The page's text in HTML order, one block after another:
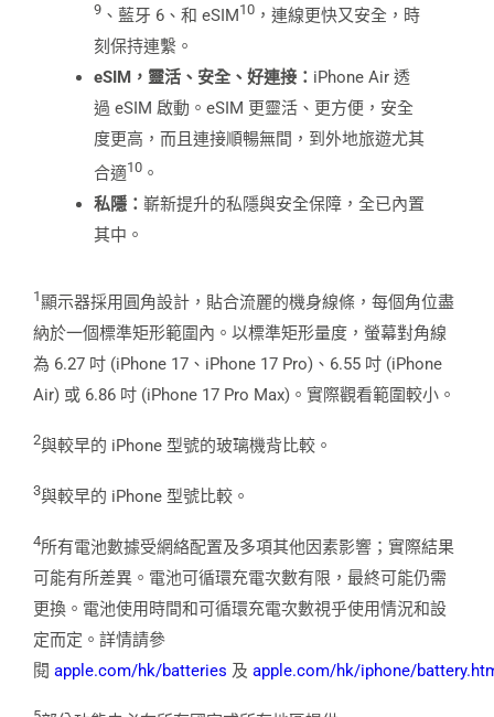
9 、藍牙 6、和 eSIM10 ，連線更快又安全，時
刻保持連繫。
eSIM ，靈活、安全、好連接： iPhone Air 透
過 eSIM 啟動。eSIM 更靈活、更方便，安全
度更高，而且連接順暢無間，到外地旅遊尤其
合適10 。
私隱： 嶄新提升的私隱與安全保障，全已內置
其中。
1顯示器採用圓角設計，貼合流麗的機身線條，每個角位盡
納於一個標準矩形範圍內。以標準矩形量度，螢幕對角線
為 6.27 吋 (iPhone 17、iPhone 17 Pro)、6.55 吋 (iPhone
Air) 或 6.86 吋 (iPhone 17 Pro Max)。實際觀看範圍較小。
2與較早的 iPhone 型號的玻璃機背比較。
3與較早的 iPhone 型號比較。
4所有電池數據受網絡配置及多項其他因素影響；實際結果
可能有所差異。電池可循環充電次數有限，最終可能仍需
更換。電池使用時間和可循環充電次數視乎使用情況和設
定而定。詳情請參
閱 apple.com/hk/batteries 及 apple.com/hk/iphone/